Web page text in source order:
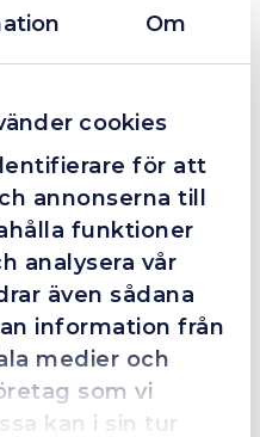
Om
cookies
för att
annonserna till
funktioner
analysera vår
även sådana
information från
medier och
som vi
kan i sin tur
10 Reviews
av serviceminded.
det blev lite strul med,
löste det långt över
som förtjänar